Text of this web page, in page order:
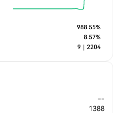
988.55%
8.57%
9 2204
--
1388